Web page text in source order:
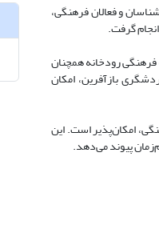
نیمه‌ساختاریافته با ساکنان، کارشناسان و فعالان فرهنگی،
گرفت.
خدمات فرهنگی رودخانه همچنان
بازآفرین، امکان
امکان‌پذیر است. این
پیوند می‌دهد.